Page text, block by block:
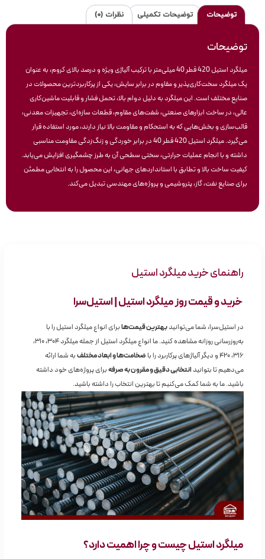
توضیحات توضیحات تکمیلی نظرات (0)
توضیحات
میلگرد استیل 420 قطر 40 میلی‌متر با ترکیب آلیاژی ویژه و درصد بالای کروم، به عنوان
یک میلگرد سخت‌کاری‌پذیر و مقاوم در برابر سایش، یکی از پرکاربردترین محصولات در
صنایع مختلف است. این میلگرد به دلیل دوام بالا، تحمل فشار و قابلیت ماشین‌کاری
عالی، در ساخت ابزارهای صنعتی، شفت‌های مقاوم، قطعات سازه‌ای، تجهیزات معدنی،
قالب‌سازی و بخش‌هایی که به استحکام و مقاومت بالا نیاز دارند، مورد استفاده قرار
می‌گیرد. میلگرد استیل 420 قطر 40 در برابر خوردگی و زنگ‌زدگی مقاومت مناسبی
داشته و با انجام عملیات حرارتی، سختی سطحی آن به طرز چشمگیری افزایش می‌یابد.
کیفیت ساخت بالا و تطابق با استانداردهای جهانی، این محصول را به انتخابی مطمئن
برای صنایع نفت، گاز، پتروشیمی و پروژه‌های مهندسی تبدیل می‌کند.
راهنمای خرید میلگرد استیل
خرید و قیمت روز میلگرد استیل | استیل‌سرا
در استیل‌سرا، شما می‌توانیدبهترین قیمت‌هابرای انواع میلگرد استیل را با
به‌روزرسانی روزانه مشاهده کنید. ما انواع میلگرد استیل از جمله میلگرد ۳۰۴، ۳۱۰،
۳۱۶، ۴۲۰ و دیگر آلیاژهای پرکاربرد را با
ضخامت‌ها و ابعاد مختلفبه شما ارائه
می‌دهیم تا بتوانیدانتخابی دقیق و مقرون به صرفهبرای پروژه‌های خود داشته
باشید. ما به شما کمک می‌کنیم تا بهترین انتخاب را داشته باشید.
میلگرد استیل چیست و چرا اهمیت دارد؟